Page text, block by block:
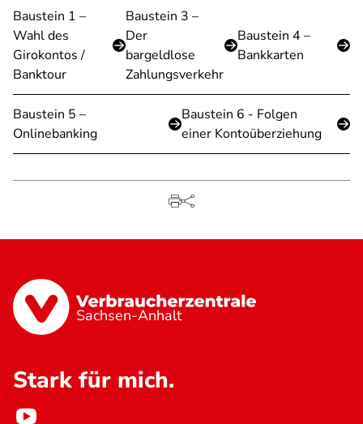
Baustein 1 –
Wahl des
Girokontos /
Banktour
Baustein 3 –
Der
bargeldlose
Zahlungsverkehr
Baustein 4 –
Bankkarten
Baustein 5 –
Onlinebanking
Baustein 6 - Folgen
einer Kontoüberziehung
Sachsen-Anhalt
Stark für mich.